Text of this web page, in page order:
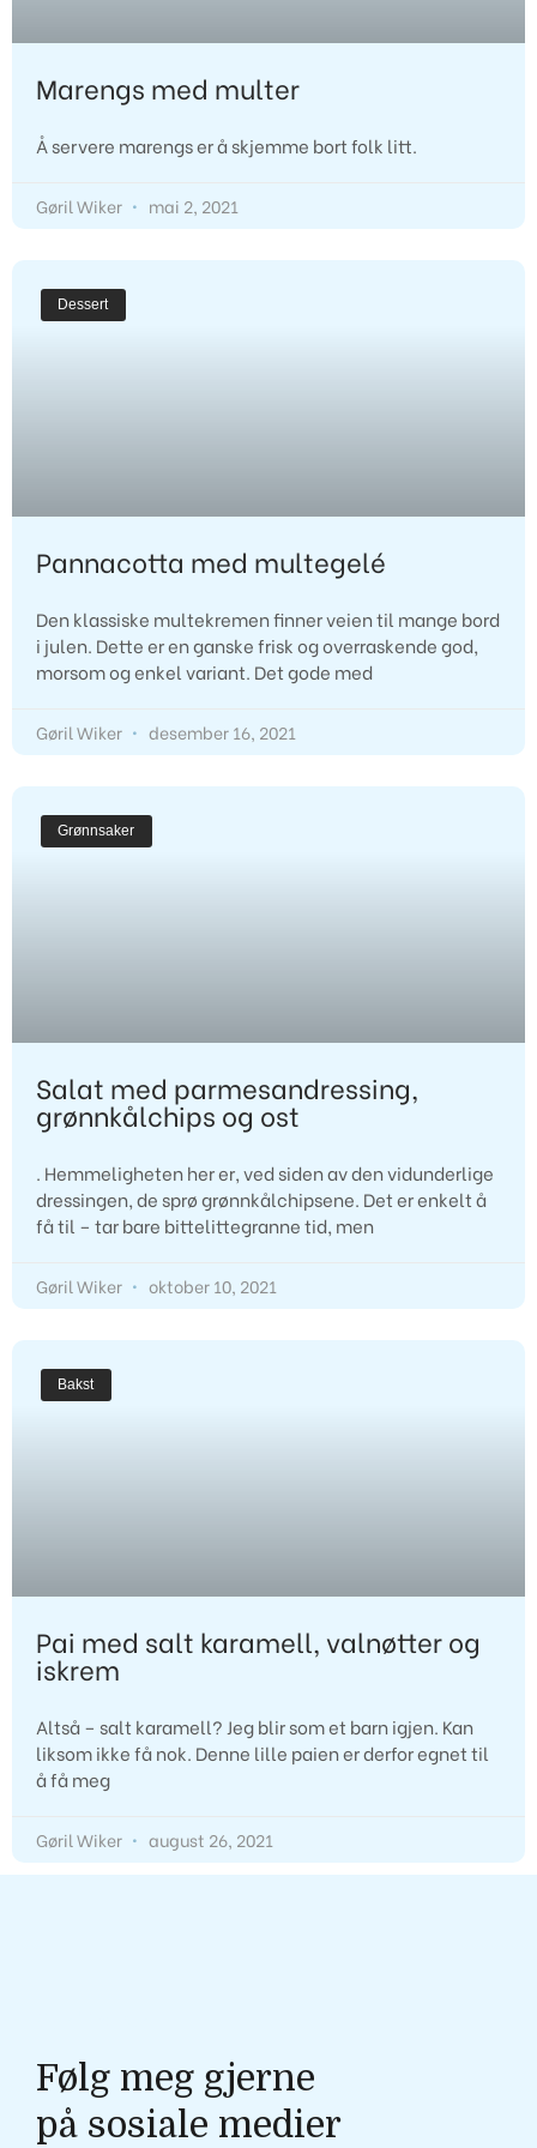
Marengs med multer
Å servere marengs er å skjemme bort folk litt.
Gøril Wiker mai 2, 2021
Dessert
Pannacotta med multegelé
Den klassiske multekremen finner veien til mange bord
i julen. Dette er en ganske frisk og overraskende god,
morsom og enkel variant. Det gode med
Gøril Wiker desember 16, 2021
Grønnsaker
Salat med parmesandressing,
grønnkålchips og ost
. Hemmeligheten her er, ved siden av den vidunderlige
dressingen, de sprø grønnkålchipsene. Det er enkelt å
få til – tar bare bittelittegranne tid, men
Gøril Wiker oktober 10, 2021
Bakst
Pai med salt karamell, valnøtter og
iskrem
Altså – salt karamell? Jeg blir som et barn igjen. Kan
liksom ikke få nok. Denne lille paien er derfor egnet til
å få meg
Gøril Wiker august 26, 2021
Følg meg gjerne
på sosiale medier